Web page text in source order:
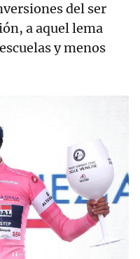
del ser
a aquel lema
y menos